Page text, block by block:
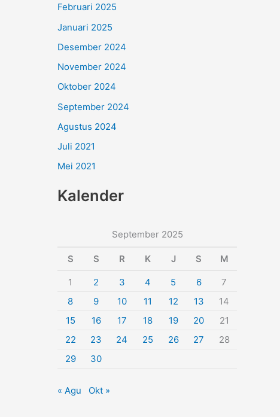
Februari 2025
Januari 2025
Desember 2024
November 2024
Oktober 2024
September 2024
Agustus 2024
Juli 2021
Mei 2021
Kalender
September 2025
S S R K J S M
1 2 3 4 5 6
7
8
9 10 11 12 13
14
15
16 17 18 19 20
21
22
23 24 25 26 27
28
29
30
« Agu Okt »